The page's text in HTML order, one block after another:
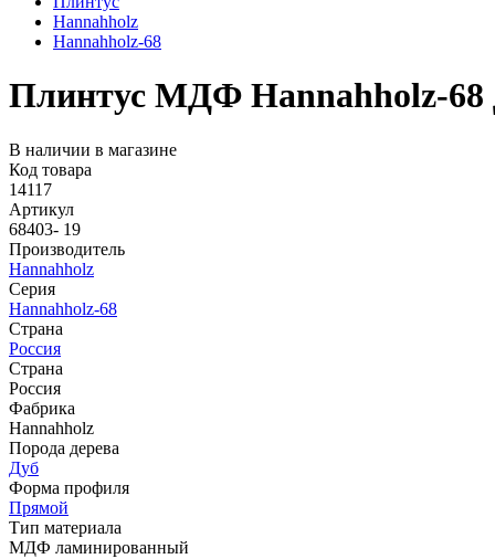
Hannahholz
Hannahholz-68
Плинтус МДФ Hannahholz-68
В наличии в магазине
Код товара
14117
Артикул
68403- 19
Производитель
Hannahholz
Серия
Hannahholz-68
Страна
Россия
Страна
Россия
Фабрика
Hannahholz
Порода дерева
Дуб
Форма профиля
Прямой
Тип материала
МДФ ламинированный